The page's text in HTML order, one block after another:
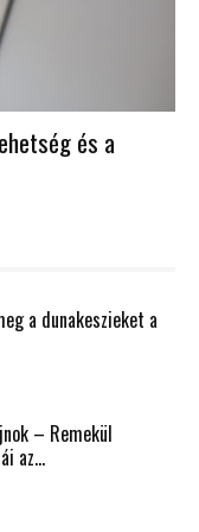
és a
a dunakeszieket a
– Remekül
az...